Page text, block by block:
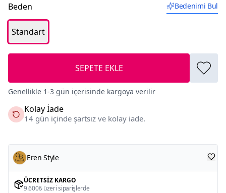
Beden Bedenimi Bul
Standart
SEPETE EKLE
Genellikle 1-3 gün içerisinde kargoya verilir
Kolay İade
14 gün içinde şartsız ve kolay iade.
Eren Style
ÜCRETSIZ KARGO
9.600₺ üzeri siparişlerde